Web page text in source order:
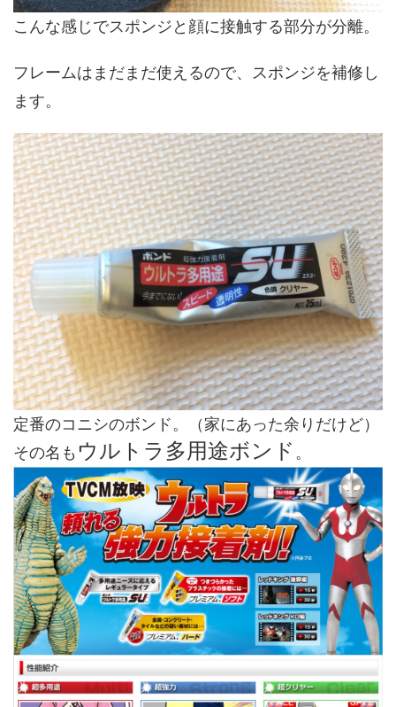
こんな感じでスポンジと顔に接触する部分が分離。
フレームはまだまだ使えるので、スポンジを補修し
ます。
定番のコニシのボンド。（家にあった余りだけど）
その名も ウルトラ多用途ボンド 。